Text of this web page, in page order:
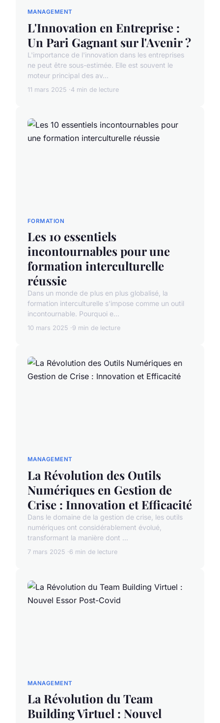
MANAGEMENT
L'Innovation en Entreprise :
Un Pari Gagnant sur l'Avenir ?
L'importance de l'innovation dans les entreprises
ne peut être sous-estimée. Elle est souvent le
moteur principal des av...
11 mars 2025 4 min de lecture
FORMATION
Les 10 essentiels
incontournables pour une
formation interculturelle
réussie
Dans un monde de plus en plus globalisé, la
formation interculturelle s'impose comme un outil
incontournable. Pourquoi e...
10 mars 2025 9 min de lecture
MANAGEMENT
La Révolution des Outils
Numériques en Gestion de
Crise : Innovation et Efficacité
Dans le domaine de la gestion de crise, les outils
numériques ont considérablement évolué,
transformant la manière dont ...
7 mars 2025 6 min de lecture
MANAGEMENT
La Révolution du Team
Building Virtuel : Nouvel